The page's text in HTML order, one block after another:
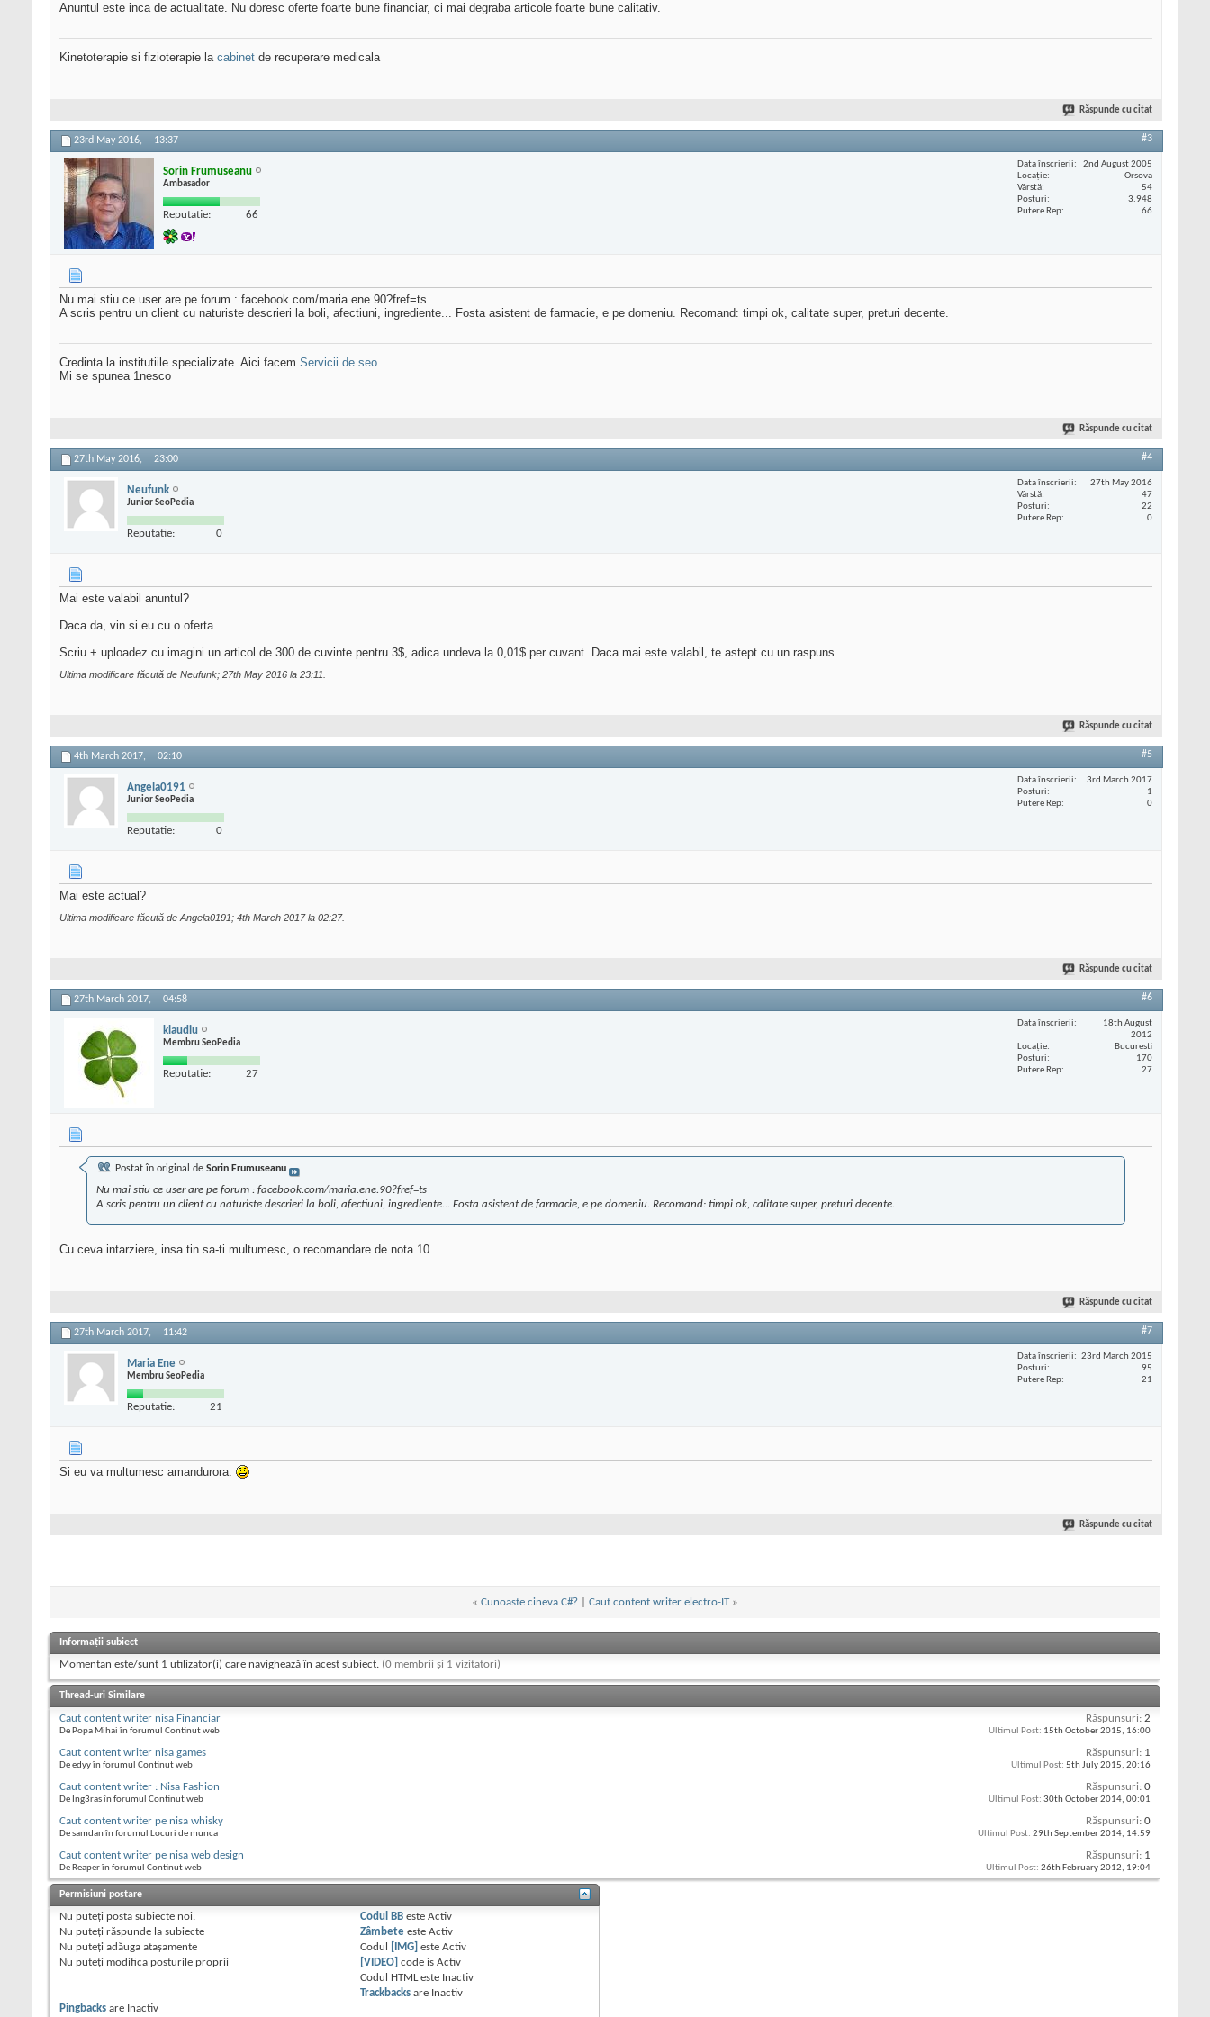
Anuntul este inca de actualitate. Nu doresc oferte foarte bune financiar, ci mai degraba articole foarte bune calitativ.
Kinetoterapie si fizioterapie la cabinet de recuperare medicala
Răspunde cu citat
23rd May 2016, 13:37 #3
Sorin Frumuseanu
Ambasador
Reputatie: 66
Data înscrierii
2nd August 2005
Locaţie
Orsova
Vârstă
54
Posturi
3.948
Putere Rep
66
Nu mai stiu ce user are pe forum : facebook.com/maria.ene.90?fref=ts
A scris pentru un client cu naturiste descrieri la boli, afectiuni, ingrediente... Fosta asistent de farmacie, e pe domeniu. Recomand: timpi ok, calitate super, preturi decente.
Credinta la institutiile specializate. Aici facem Servicii de seo
Mi se spunea 1nesco
Răspunde cu citat
27th May 2016, 23:00 #4
Neufunk
Junior SeoPedia
Reputatie: 0
Data înscrierii
27th May 2016
Vârstă
47
Posturi
22
Putere Rep
0
Mai este valabil anuntul?
Daca da, vin si eu cu o oferta.
Scriu + uploadez cu imagini un articol de 300 de cuvinte pentru 3$, adica undeva la 0,01$ per cuvant. Daca mai este valabil, te astept cu un raspuns.
Ultima modificare făcută de Neufunk; 27th May 2016 la 23:11
Răspunde cu citat
4th March 2017, 02:10 #5
Angela0191
Junior SeoPedia
Reputatie: 0
Data înscrierii
3rd March 2017
Posturi
1
Putere Rep
0
Mai este actual?
Ultima modificare făcută de Angela0191; 4th March 2017 la 02:27.
Răspunde cu citat
27th March 2017, 04:58 #6
klaudiu
Membru SeoPedia
Reputatie: 27
Data înscrierii
18th August
2012
Locaţie
Bucuresti
Posturi
170
Putere Rep
27
Postat în original de Sorin Frumuseanu
Nu mai stiu ce user are pe forum : facebook.com/maria.ene.90?fref=ts
A scris pentru un client cu naturiste descrieri la boli, afectiuni, ingrediente... Fosta asistent de farmacie, e pe domeniu. Recomand: timpi ok, calitate super, preturi decente.
Cu ceva intarziere, insa tin sa-ti multumesc, o recomandare de nota 10.
Răspunde cu citat
27th March 2017, 11:42 #7
Maria Ene
Membru SeoPedia
Reputatie: 21
Data înscrierii
23rd March 2015
Posturi
95
Putere Rep
21
Si eu va multumesc amandurora.
Răspunde cu citat
« Cunoaste cineva C#? Caut content writer electro-IT »
Informații subiect
Momentan este/sunt 1 utilizator(i) care navighează în acest subiect. (0 membrii și 1 vizitatori)
Thread-uri Similare
Caut content writer nisa Financiar
De Popa Mihai în forumul Continut web
Răspunsuri: 2
Ultimul Post: 15th October 2015, 16:00
Caut content writer nisa games
De edyy în forumul Continut web
Răspunsuri: 1
Ultimul Post: 5th July 2015, 20:16
Caut content writer : Nisa Fashion
De Ing3ras în forumul Continut web
Răspunsuri: 0
Ultimul Post: 30th October 2014, 00:01
Caut content writer pe nisa whisky
De samdan în forumul Locuri de munca
Răspunsuri: 0
Ultimul Post: 29th September 2014, 14:59
Caut content writer pe nisa web design
De Reaper în forumul Continut web
Răspunsuri: 1
Ultimul Post: 26th February 2012, 19:04
Permisiuni postare
Nu puteţi posta subiecte noi.
Nu puteţi răspunde la subiecte
Nu puteţi adăuga ataşamente
Nu puteţi modifica posturile proprii
Codul BB esteActiv
Zâmbete esteActiv
Codul
[IMG] esteActiv
[VIDEO] code isActiv
Codul HTML este Inactiv
Trackbacks are Inactiv
Pingbacks are Inactiv